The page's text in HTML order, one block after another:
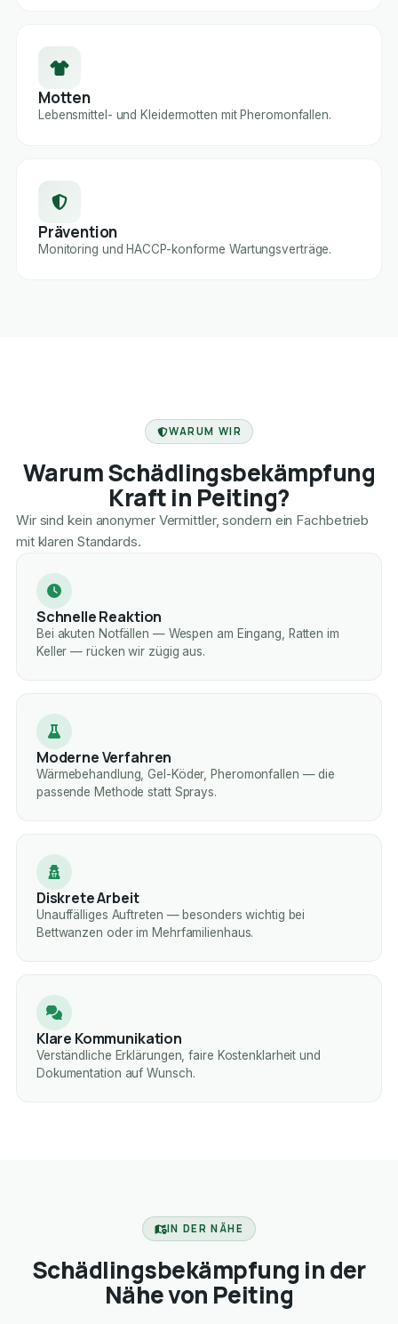
Motten
Lebensmittel- und Kleidermotten mit Pheromonfallen.
Prävention
Monitoring und HACCP-konforme Wartungsverträge.
WARUM WIR
Warum Schädlingsbekämpfung
Kraft in Peiting?
Wir sind kein anonymer Vermittler, sondern ein Fachbetrieb
mit klaren Standards.
Schnelle Reaktion
Bei akuten Notfällen — Wespen am Eingang, Ratten im
Keller — rücken wir zügig aus.
Moderne Verfahren
Wärmebehandlung, Gel-Köder, Pheromonfallen — die
passende Methode statt Sprays.
Diskrete Arbeit
Unauffälliges Auftreten — besonders wichtig bei
Bettwanzen oder im Mehrfamilienhaus.
Klare Kommunikation
Verständliche Erklärungen, faire Kostenklarheit und
Dokumentation auf Wunsch.
IN DER NÄHE
Schädlingsbekämpfung in der
Nähe von Peiting